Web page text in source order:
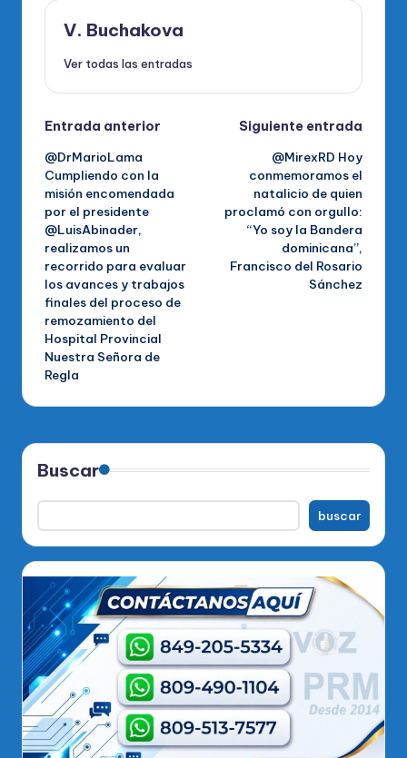
V. Buchakova
Ver todas las entradas
Navegación
de
entradas
Entrada anterior
@DrMarioLama
Cumpliendo con la
misión encomendada
por el presidente
@LuisAbinader,
realizamos un
recorrido para evaluar
los avances y trabajos
finales del proceso de
remozamiento del
Hospital Provincial
Nuestra Señora de
Regla
Siguiente entrada
@MirexRD Hoy
conmemoramos el
natalicio de quien
proclamó con orgullo:
“Yo soy la Bandera
dominicana”,
Francisco del Rosario
Sánchez
Buscar
buscar